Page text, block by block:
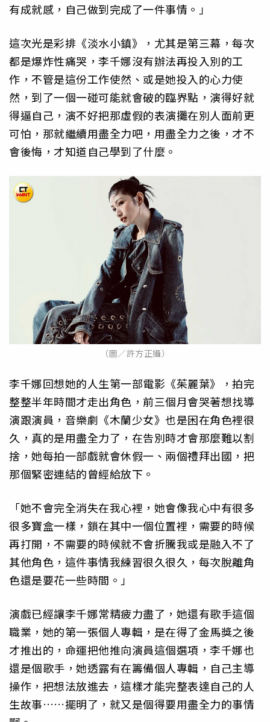
有成就感，自己做到完成了一件事情。」
這次光是彩排《淡水小鎮》，尤其是第三幕，每次
都是爆炸性痛哭，李千娜沒有辦法再投入別的工
作，不管是這份工作使然、或是她投入的心力使
然，到了一個一碰可能就會破的臨界點，演得好就
得逼自己，演不好把那虛假的表演攤在別人面前更
可怕，那就繼續用盡全力吧，用盡全力之後，才不
會後悔，才知道自己學到了什麼。
（圖／許方正攝）
李千娜回想她的人生第一部電影《茱麗葉》，拍完
整整半年時間才走出角色，前三個月會哭著想找導
演跟演員，音樂劇《木蘭少女》也是困在角色裡很
久，真的是用盡全力了，在告別時才會那麼難以割
捨，她每拍一部戲就會休假一、兩個禮拜出國，把
那個緊密連結的曾經給放下。
「她不會完全消失在我心裡，她會像我心中有很多
很多寶盒一樣，鎖在其中一個位置裡，需要的時候
再打開，不需要的時候就不會折騰我或是融入不了
其他角色，這件事情我練習很久很久，每次脫離角
色還是要花一些時間。」
演戲已經讓李千娜常精疲力盡了，她還有歌手這個
職業，她的第一張個人專輯，是在得了金馬獎之後
才推出的，命運把他推向演員這個選項，李千娜也
還是個歌手，她透露有在籌備個人專輯，自己主導
操作，把想法放進去，這樣才能完整表達自己的人
生故事……擺明了，就又是個得要用盡全力的事情